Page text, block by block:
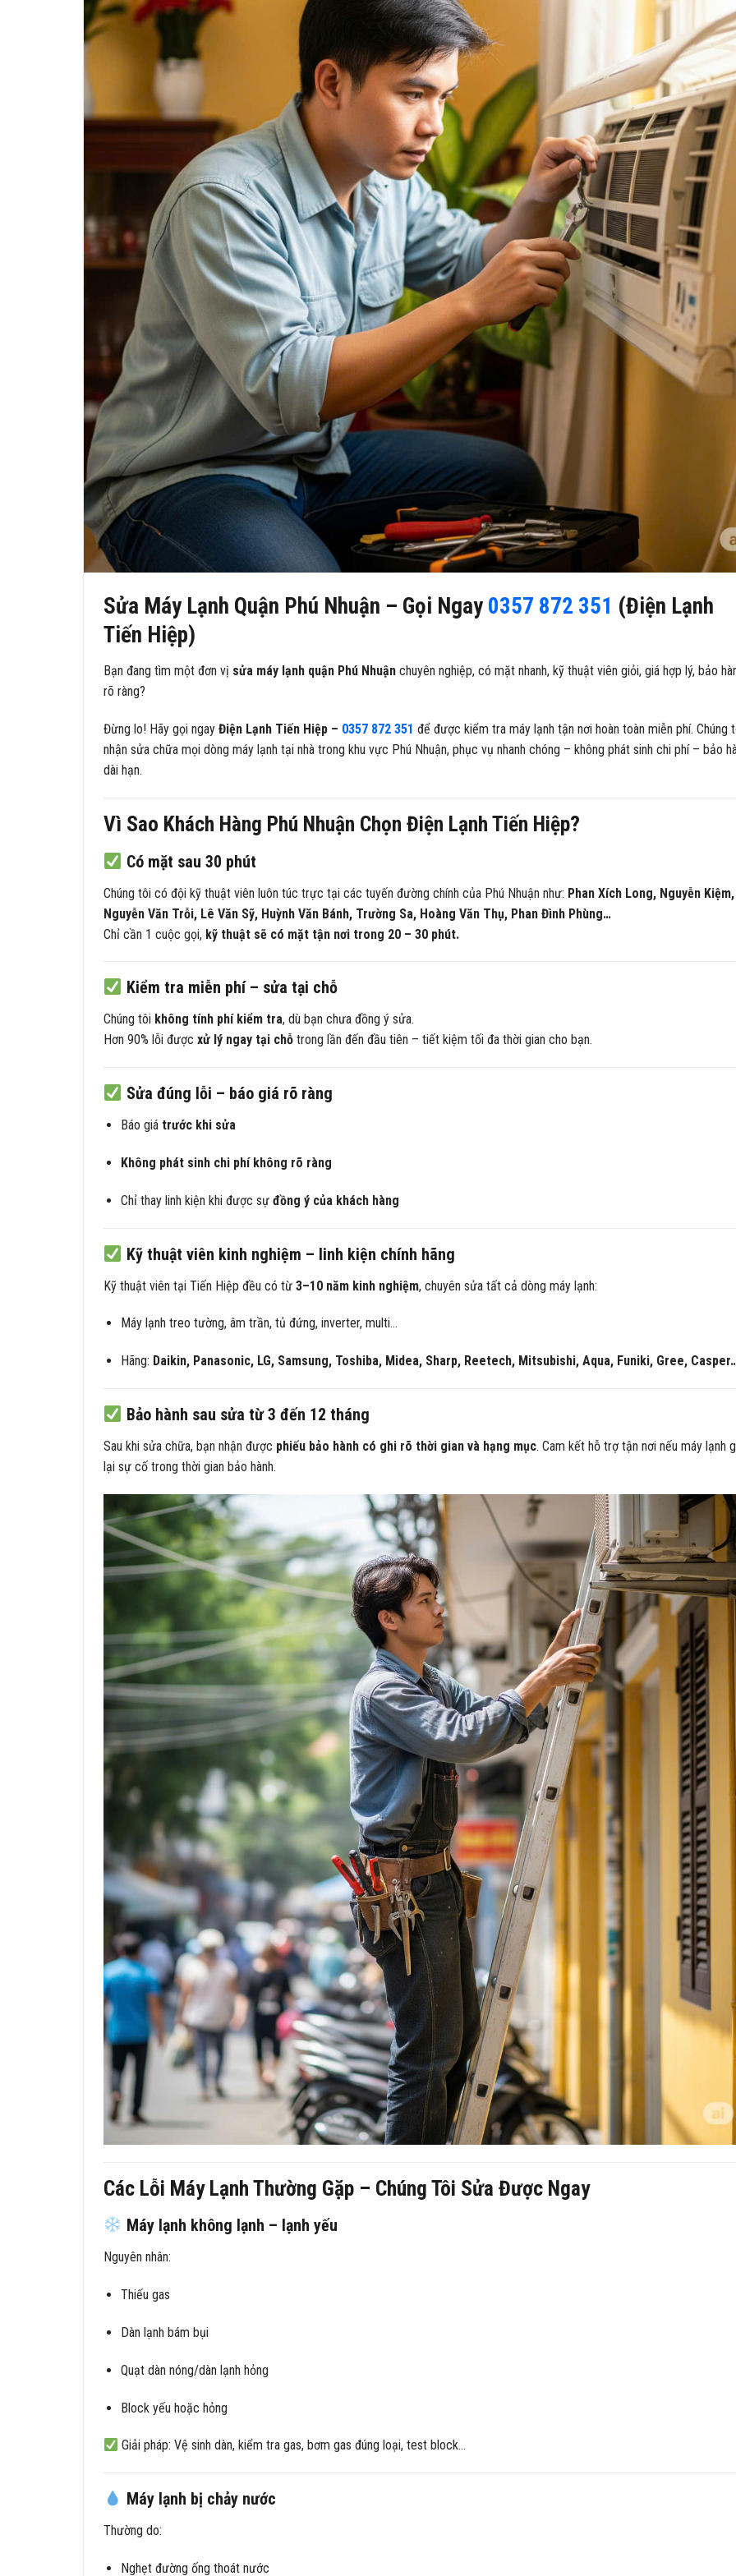
Sửa Máy Lạnh Quận Phú Nhuận – Gọi Ngay0357 872 351 (Điện Lạnh
Tiến Hiệp)
Bạn đang tìm một đơn vị sửa máy lạnh quận Phú Nhuận chuyên nghiệp, có mặt nhanh, kỹ thuật viên giỏi, giá hợp lý, bảo
rõ ràng?
Đừng lo! Hãy gọi ngay Điện Lạnh Tiến Hiệp – 0357 872 351 để được kiểm tra máy lạnh tận nơi hoàn toàn miễn phí. Chúng
nhận sửa chữa mọi dòng máy lạnh tại nhà trong khu vực Phú Nhuận, phục vụ nhanh chóng – không phát sinh chi phí – bảo
dài hạn.
Vì Sao Khách Hàng Phú Nhuận Chọn Điện Lạnh Tiến Hiệp?
Có mặt sau 30 phút
Chúng tôi có đội kỹ thuật viên luôn túc trực tại các tuyến đường chính của Phú Nhuận như: Phan Xích Long, Nguyễn Kiệm,
Nguyễn Văn Trỗi, Lê Văn Sỹ, Huỳnh Văn Bánh, Trường Sa, Hoàng Văn Thụ, Phan Đình Phùng…
Chỉ cần 1 cuộc gọi, kỹ thuật sẽ có mặt tận nơi trong 20 – 30 phút.
Kiểm tra miễn phí – sửa tại chỗ
Chúng tôi không tính phí kiểm tra, dù bạn chưa đồng ý sửa.
Hơn 90% lỗi được xử lý ngay tại chỗ trong lần đến đầu tiên – tiết kiệm tối đa thời gian cho bạn.
Sửa đúng lỗi – báo giá rõ ràng
Báo giá trước khi sửa
Không phát sinh chi phí không rõ ràng
Chỉ thay linh kiện khi được sự đồng ý của khách hàng
Kỹ thuật viên kinh nghiệm – linh kiện chính hãng
Kỹ thuật viên tại Tiến Hiệp đều có từ 3–10 năm kinh nghiệm, chuyên sửa tất cả dòng máy lạnh:
Máy lạnh treo tường, âm trần, tủ đứng, inverter, multi…
Hãng: Daikin, Panasonic, LG, Samsung, Toshiba, Midea, Sharp, Reetech, Mitsubishi, Aqua, Funiki, Gree,
Bảo hành sau sửa từ 3 đến 12 tháng
Sau khi sửa chữa, bạn nhận được phiếu bảo hành có ghi rõ thời gian và hạng mục. Cam kết hỗ trợ tận nơi nếu máy lạnh
lại sự cố trong thời gian bảo hành.
Các Lỗi Máy Lạnh Thường Gặp – Chúng Tôi Sửa Được Ngay
Máy lạnh không lạnh – lạnh yếu
Nguyên nhân:
Thiếu gas
Dàn lạnh bám bụi
Quạt dàn nóng/dàn lạnh hỏng
Block yếu hoặc hỏng
Giải pháp: Vệ sinh dàn, kiểm tra gas, bơm gas đúng loại, test block…
Máy lạnh bị chảy nước
Thường do:
Nghẹt đường ống thoát nước